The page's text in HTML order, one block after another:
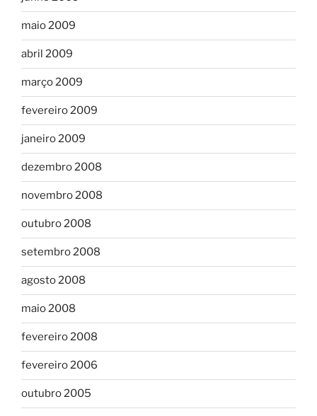
maio 2009
abril 2009
março 2009
fevereiro 2009
janeiro 2009
dezembro 2008
novembro 2008
outubro 2008
setembro 2008
agosto 2008
maio 2008
fevereiro 2008
fevereiro 2006
outubro 2005